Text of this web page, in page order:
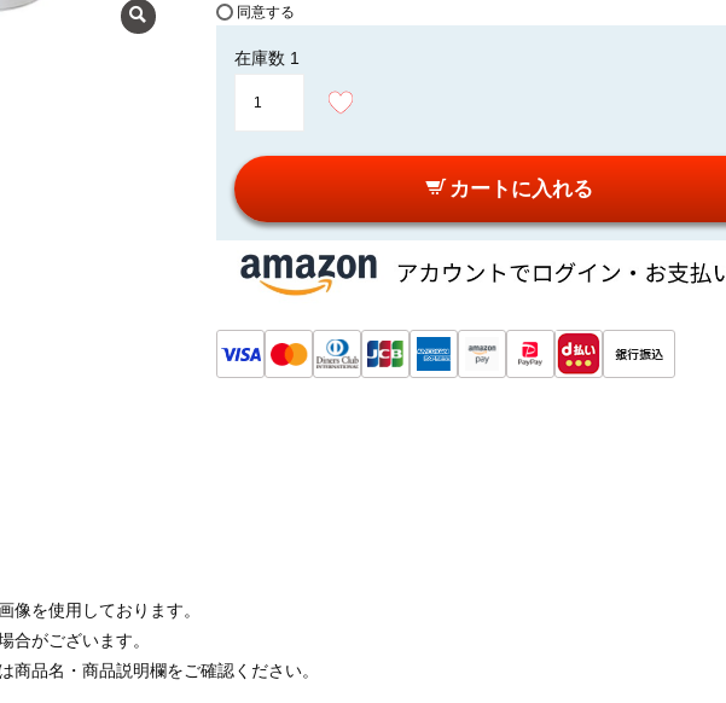
同意する
在庫数 1
カートに入れる
を使用しております。
合がございます。
商品名・商品説明欄をご確認ください。